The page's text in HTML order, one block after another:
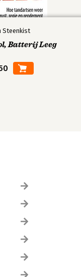
Steenkist
Batterij Leeg